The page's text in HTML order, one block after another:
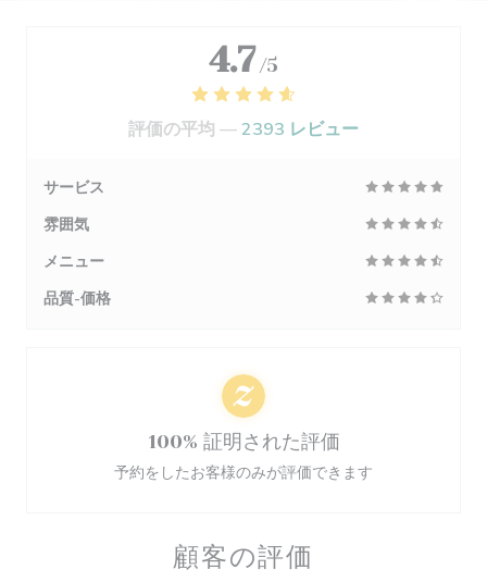
顧客の評価
4.7 /5
評価の平均 —2393 レビュー
サービス
雰囲気
メニュー
品質-価格
100% 証明された評価
予約をしたお客様のみが評価できます